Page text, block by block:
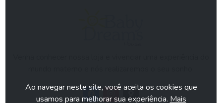
Ao navegar neste site, você aceita os cookies que
usamos para melhorar sua experiência. Mais